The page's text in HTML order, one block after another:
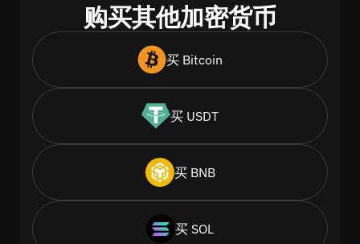
购买其他加密货币
买 Bitcoin
买 USDT
买 BNB
买 SOL